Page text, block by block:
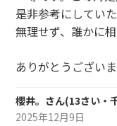
是非参考にしていた
無理せず、誰かに
ありがとうござい
櫻井。 さん(13さい・
2025年12月9日